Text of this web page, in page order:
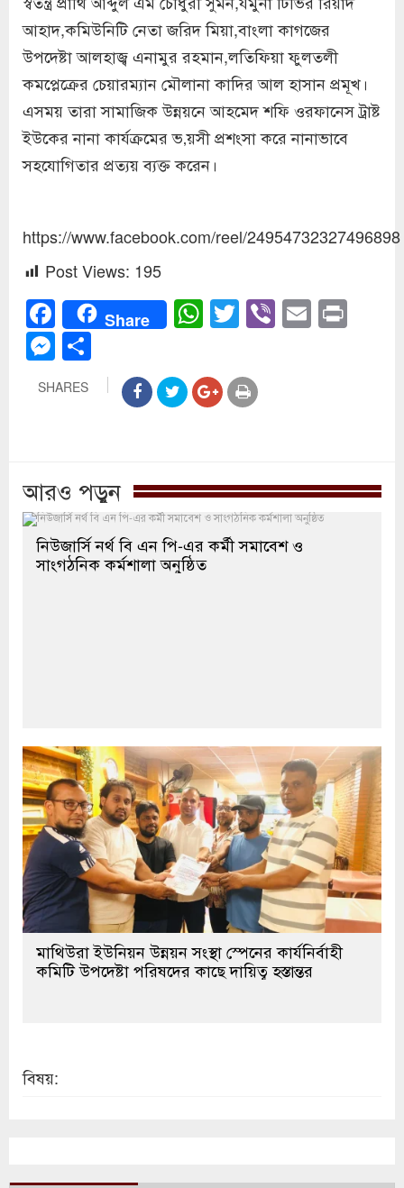
আহাদ,কমিউনিটি নেতা জরিদ মিয়া,বাংলা কাগজের
উপদেষ্টা আলহাজ্ব এনামুর রহমান,লতিফিয়া ফুলতলী
কমপ্লেক্রের চেয়ারম্যান মৌলানা কাদির আল হাসান প্রমূখ।
এসময় তারা সামাজিক উন্নয়নে আহমেদ শফি ওরফানেস ট্রাষ্ট
ইউকের নানা কার্যক্রমের ভ‚য়সী প্রশংসা করে নানাভাবে
সহযোগিতার প্রত্যয় ব্যক্ত করেন।
https://www.facebook.com/reel/24954732327496898
Post Views: 195
Facebook
Share WhatsApp
Twitter
Viber
Email
Messenger
SHARES
আরও পড়ুন
নিউজার্সি নর্থ বি এন পি-এর কর্মী সমাবেশ ও
সাংগঠনিক কর্মশালা অনুষ্ঠিত
মাথিউরা ইউনিয়ন উন্নয়ন সংস্থা স্পেনের কার্যনির্বাহী
কমিটি উপদেষ্টা পরিষদের কাছে দায়িত্ব হস্তান্তর
বিষয়: